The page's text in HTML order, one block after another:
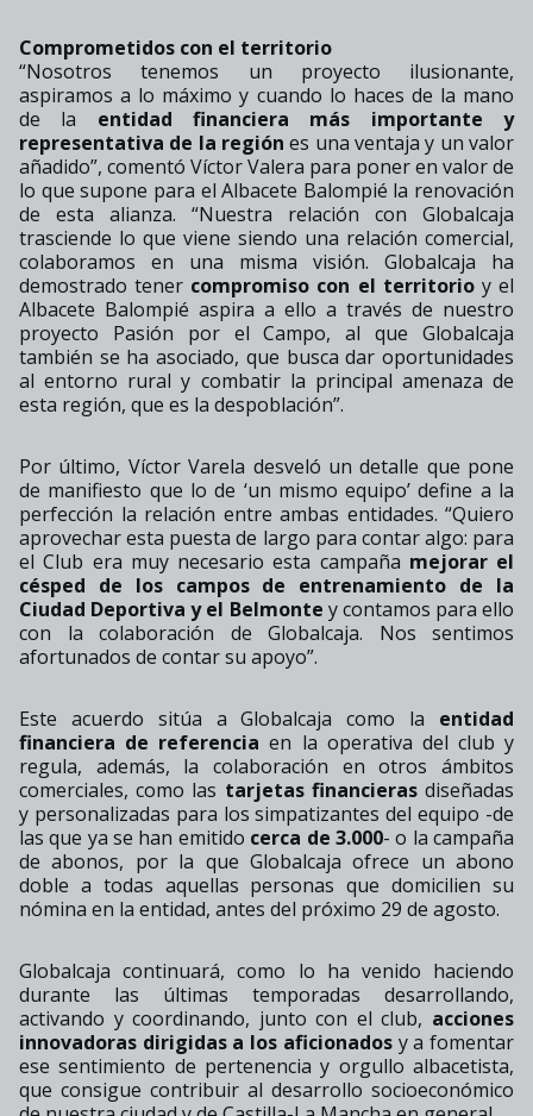
Comprometidos con el territorio
“Nosotros tenemos un proyecto ilusionante,
aspiramos a lo máximo y cuando lo haces de la mano
de la entidad financiera más importante y
representativa de la regiónes una ventaja y un valor
añadido”, comentó Víctor Valera para poner en valor de
lo que supone para el Albacete Balompié la renovación
de esta alianza. “Nuestra relación con Globalcaja
trasciende lo que viene siendo una relación comercial,
colaboramos en una misma visión. Globalcaja ha
demostrado tener compromiso con el territorioy el
Albacete Balompié aspira a ello a través de nuestro
proyecto Pasión por el Campo, al que Globalcaja
también se ha asociado, que busca dar oportunidades
al entorno rural y combatir la principal amenaza de
esta región, que es la despoblación”.
Por último, Víctor Varela desveló un detalle que pone
de manifiesto que lo de ‘un mismo equipo’ define a la
perfección la relación entre ambas entidades. “Quiero
aprovechar esta puesta de largo para contar algo: para
el Club era muy necesario esta campaña mejorar el
césped de los campos de entrenamiento de la
Ciudad Deportiva y el Belmonte y contamos para ello
con la colaboración de Globalcaja. Nos sentimos
afortunados de contar su apoyo”.
Este acuerdo sitúa a Globalcaja como la entidad
financiera de referencia en la operativa del club y
regula, además, la colaboración en otros ámbitos
comerciales, como las tarjetas financierasdiseñadas
y personalizadas para los simpatizantes del equipo -de
las que ya se han emitido cerca de 3.000- o la campaña
de abonos, por la que Globalcaja ofrece un abono
doble a todas aquellas personas que domicilien su
nómina en la entidad, antes del próximo 29 de agosto.
Globalcaja continuará, como lo ha venido haciendo
durante las últimas temporadas desarrollando,
activando y coordinando, junto con el club, acciones
innovadoras dirigidas a los aficionados y a fomentar
ese sentimiento de pertenencia y orgullo albacetista,
que consigue contribuir al desarrollo socioeconómico